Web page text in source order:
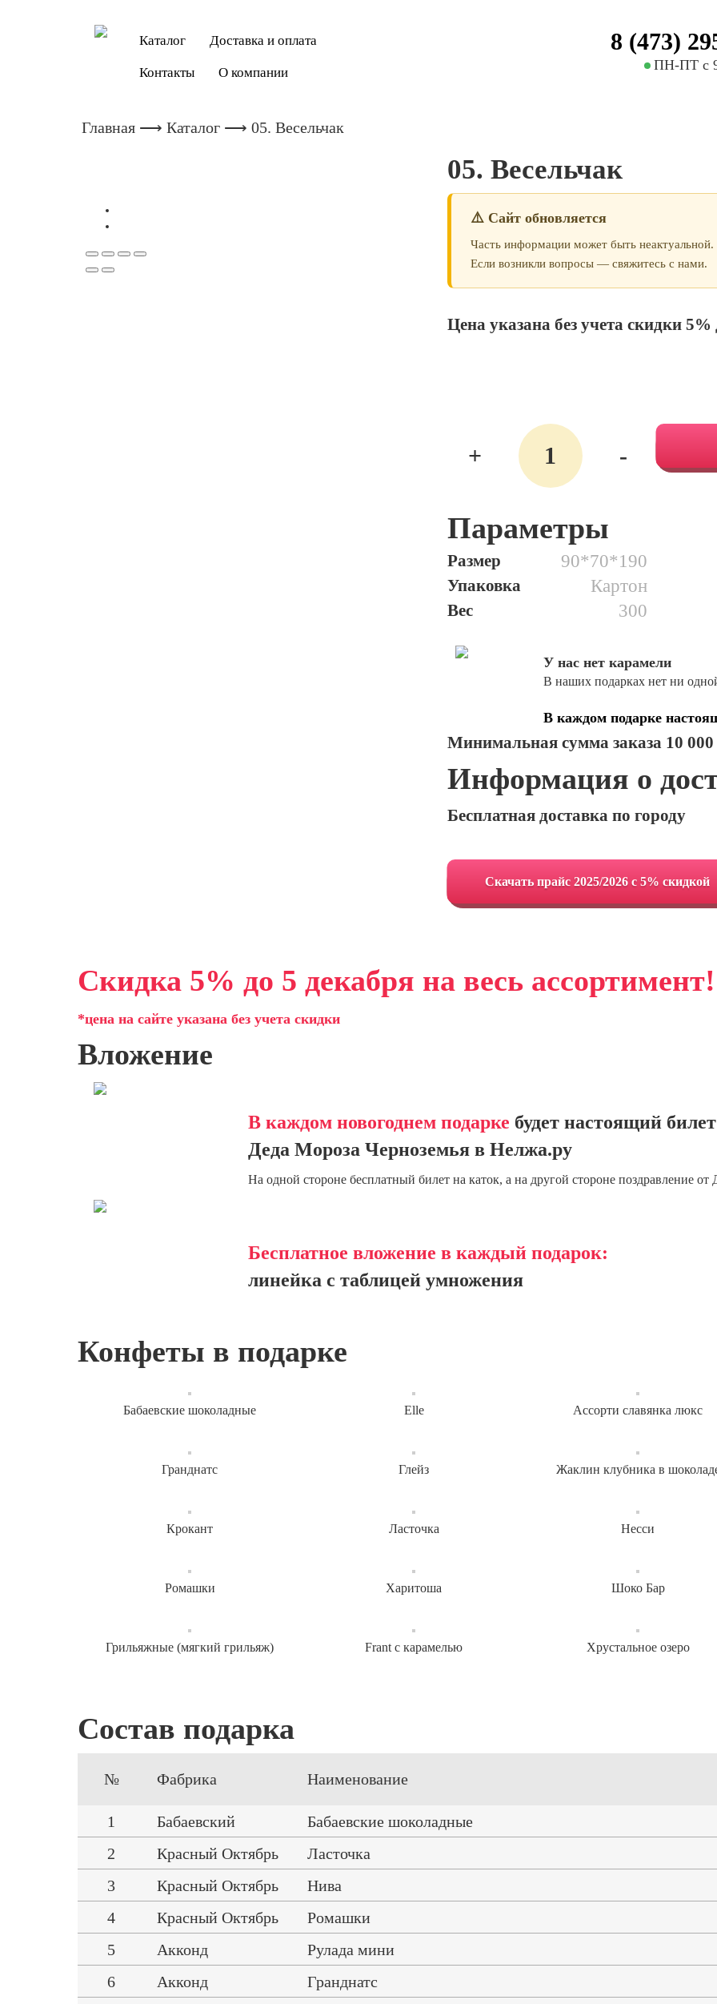
Каталог Доставка и оплата
Контакты О компании
8 (473)
ПН-ПТ с
Главная ⟶ Каталог ⟶ 05. Весельчак
05. Весельчак
⚠️ Сайт обновляется
Часть информации может быть неактуальной.
Если возникли вопросы — свяжитесь с нами.
Цена указана без учета скидки 5%
+
Количество
-
Параметры
Размер 90*70*190
Упаковка Картон
Вес 300
У нас нет карамели
В наших подарках нет ни
В каждом подарке
Минимальная сумма заказа 10 000
Информация о
Бесплатная доставка по городу
Cкачать прайс 2025/2026 с 5% скидкой
Скидка 5% до 5 декабря на весь ассортимент!
*цена на сайте указана без учета скидки
Вложение
В каждом новогоднем подарке будет настоящий
Деда Мороза Черноземья в Нелжа.ру
На одной стороне бесплатный билет на каток, а на другой стороне поздравление от
Бесплатное вложение в каждый подарок:
линейка с таблицей умножения
Конфеты в подарке
Бабаевские шоколадные Elle Ассорти славянка люкс
Гранднатс Глейз Жаклин клубника в
Крокант Ласточка Несси
Ромашки Харитоша Шоко Бар
Грильяжные (мягкий грильяж) Frant с карамелью Хрустальное озеро
Состав подарка
№ Фабрика Наименование
1 Бабаевский Бабаевские шоколадные
2
Красный Октябрь Ласточка
3
Красный Октябрь Нива
4
Красный Октябрь Ромашки
5
Акконд Рулада мини
6
Акконд Гранднатс